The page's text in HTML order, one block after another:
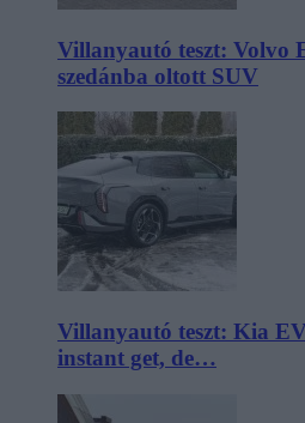
Villanyautó teszt: Volvo
szedánba oltott SUV
Villanyautó teszt: Kia
instant get, de…